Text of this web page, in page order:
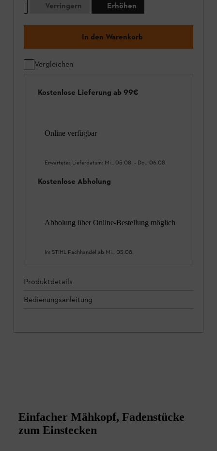
Verringern
Erhöhen
In den Warenkorb
Vergleichen
Kostenlose Lieferung ab 99€
Online verfügbar
Erwartetes Lieferdatum: Mi., 05.08. - Do., 06.08.
Kostenlose Abholung
Abholung über Online-Bestellung möglich
Im STIHL Fachhandel ab Mi., 05.08.
Produktdetails
Bedienungsanleitung
Einfacher Mähkopf, Fadenstücke
zum Einstecken